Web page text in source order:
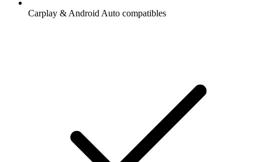
Carplay & Android Auto compatibles